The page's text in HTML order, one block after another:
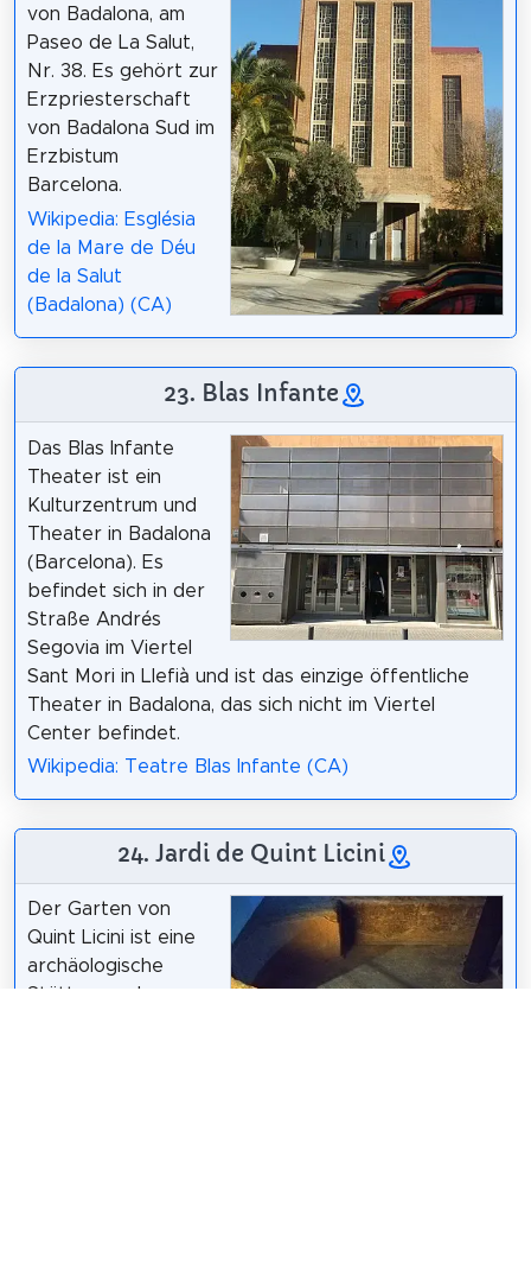
von Badalona, am
Paseo de La Salut,
Nr. 38. Es gehört zur
Erzpriesterschaft
von Badalona Sud im
Erzbistum
Barcelona.
Wikipedia: Església
de la Mare de Déu
de la Salut
(Badalona) (CA)
23. Blas Infante
Das Blas Infante
Theater ist ein
Kulturzentrum und
Theater in Badalona
(Barcelona). Es
befindet sich in der
Straße Andrés
Segovia im Viertel
Sant Mori in Llefià und ist das einzige öffentliche
Theater in Badalona, das sich nicht im Viertel
Center befindet.
Wikipedia: Teatre Blas Infante (CA)
24. Jardi de Quint Licini
Der Garten von
Quint Licini ist eine
archäologische
Stätte aus der